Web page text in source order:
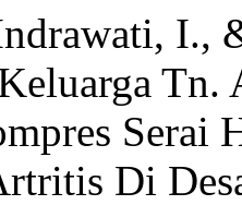
I.,
Serai
Di